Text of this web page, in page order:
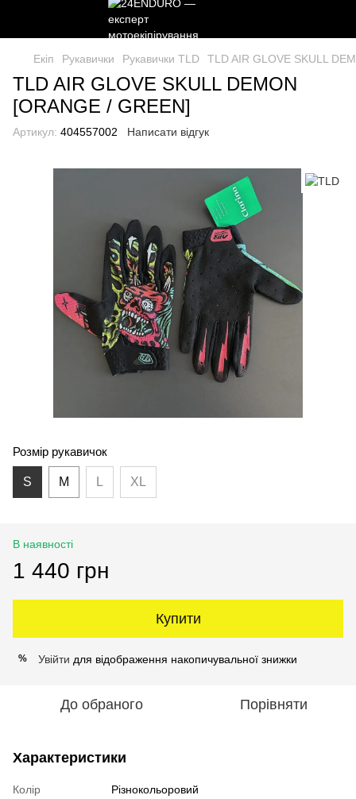
Екіп Рукавички Рукавички TLD TLD AIR GLOVE SKULL
TLD AIR GLOVE SKULL DEMON
[ORANGE / GREEN]
Артикул: 404557002 Написати відгук
Розмір рукавичок
S M L XL
В наявності
1 440 грн
Купити
% Увійти для відображення накопичувальної знижки
До обраного Порівняти
Характеристики
Колір
Різнокольоровий